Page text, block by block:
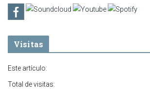
Visitas
Este artículo:
Total de visitas: